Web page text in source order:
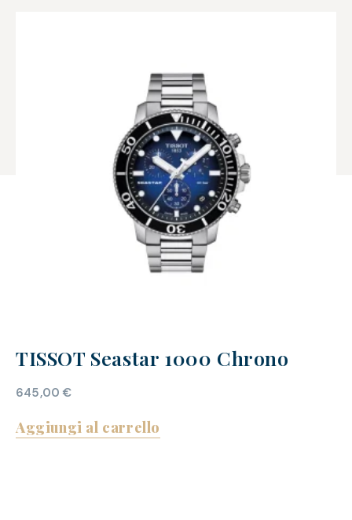
TISSOT Seastar 1000 Chrono
645,00€
Aggiungi al carrello